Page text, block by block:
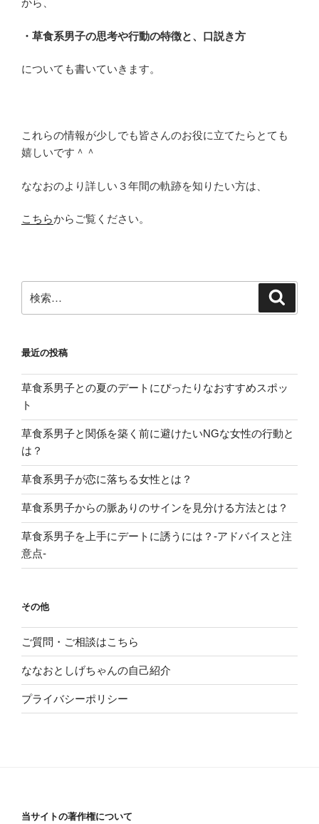
から、
・草食系男子の思考や行動の特徴と、口説き方
についても書いていきます。
これらの情報が少しでも皆さんのお役に立てたらとても
嬉しいです＾＾
ななおのより詳しい３年間の軌跡を知りたい方は、
こちらからご覧ください。
索:
最近の投稿
草食系男子との夏のデートにぴったりなおすすめスポッ
ト
草食系男子と関係を築く前に避けたいNGな女性の行動と
は？
草食系男子が恋に落ちる女性とは？
草食系男子からの脈ありのサインを見分ける方法とは？
草食系男子を上手にデートに誘うには？-アドバイスと注
意点-
その他
ご質問・ご相談はこちら
ななおとしげちゃんの自己紹介
プライバシーポリシー
当サイトの著作権について